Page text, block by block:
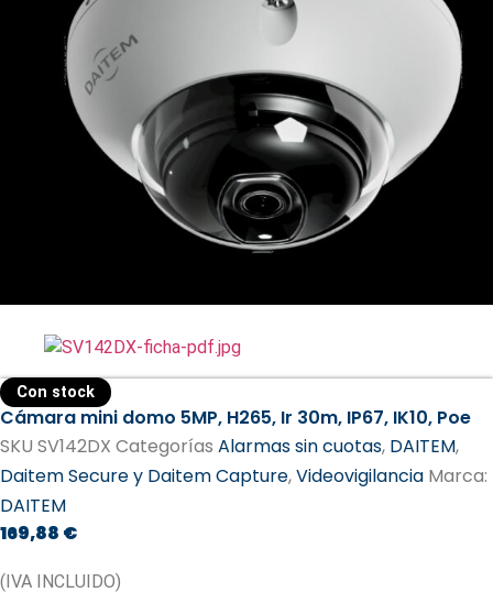
Con stock
Cámara mini domo 5MP, H265, Ir 30m, IP67, IK10, Poe
SKU SV142DX Categorías Alarmas sin cuotas, DAITEM,
Daitem Secure y Daitem Capture,Videovigilancia Marca:
DAITEM​
169,88 €
(IVA INCLUIDO)